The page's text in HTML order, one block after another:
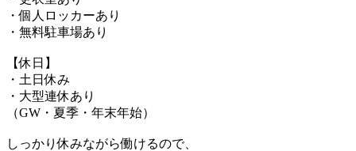
・個人ロッカーあり
・無料駐車場あり
【休日】
・土日休み
・大型連休あり
（GW・夏季・年末年始）
しっかり休みながら働けるので、